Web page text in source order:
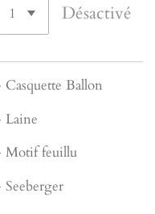
Désactivé
Casquette Ballon
Laine
Motif feuillu
Seeberger